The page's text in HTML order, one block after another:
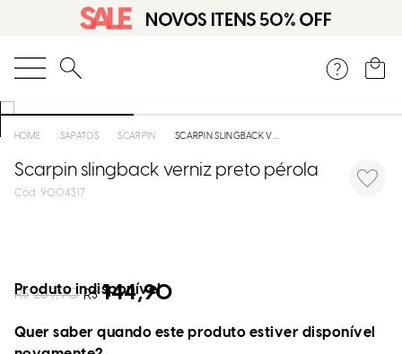
O que você está procurando?
SAPATOS SCARPIN SCARPIN SLINGBACK VERNIZ PRETO PÉROLA
Scarpin slingback verniz preto pérola
: 9004317
R$ 289,90 R$ 144,90
Produto indisponível
Quer saber quando este produto estiver disponível